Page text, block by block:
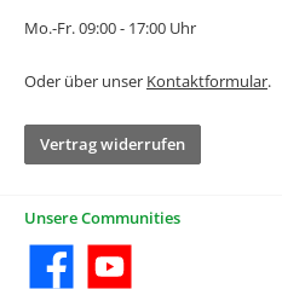
Mo.-Fr. 09:00 - 17:00 Uhr
Oder über unser Kontaktformular.
Vertrag widerrufen
Unsere Communities
Facebook YouTube